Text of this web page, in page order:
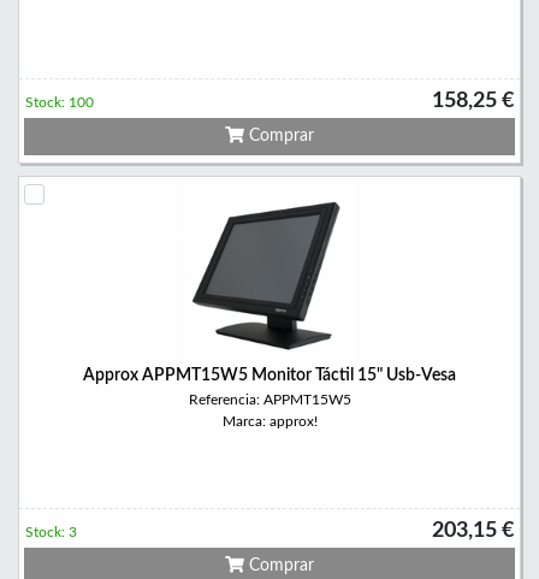
158,25 €
Stock: 100
Comprar
Approx APPMT15W5 Monitor Táctil 15" Usb-Vesa
Referencia: APPMT15W5
Marca: approx!
203,15 €
Stock: 3
Comprar